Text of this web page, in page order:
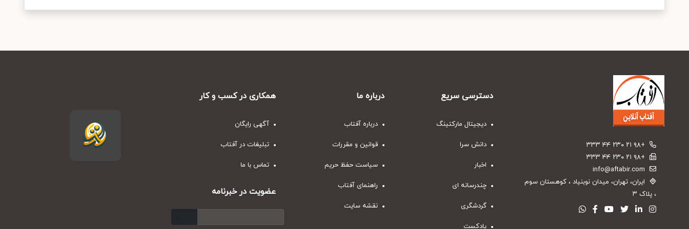
+۹۸ ۲۱ ۲۳۰ ۴۴ ۳۳۳
+۹۸ ۲۱ ۲۳۰ ۴۴ ۳۳۳
info@aftabir.com
ایران، تهران، میدان نوبنیاد ، کوهستان سوم
، پلاک ۳
دسترسی سریع
دیجیتال مارکتینگ
دانش سرا
اخبار
چندرسانه ای
گردشگری
پادکست
درباره ما
درباره آفتاب
قوانین و مقررات
سیاست حفظ حریم
راهنمای آفتاب
نقشه سایت
همکاری در کسب و کار
آگهی رایگان
تبلیغات در آفتاب
تماس با ما
عضویت در خبرنامه